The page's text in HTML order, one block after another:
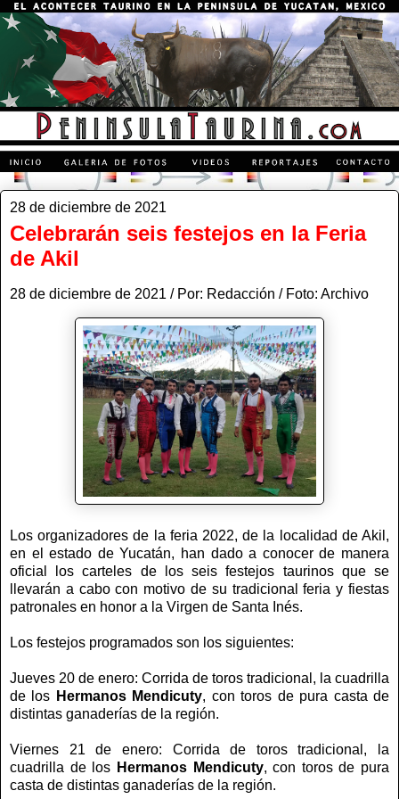
28 de diciembre de 2021
Celebrarán seis festejos en la Feria
de Akil
28 de diciembre de 2021 / Por: Redacción / Foto: Archivo
Los organizadores de la feria 2022, de la localidad de Akil,
en el estado de Yucatán, han dado a conocer de manera
oficial los carteles de los seis festejos taurinos que se
llevarán a cabo con motivo de su tradicional feria y fiestas
patronales en honor a la Virgen de Santa Inés.
Los festejos programados son los siguientes:
Jueves 20 de enero: Corrida de toros tradicional, la cuadrilla
de los Hermanos Mendicuty, con toros de pura casta de
distintas ganaderías de la región.
Viernes 21 de enero: Corrida de toros tradicional, la
cuadrilla de los Hermanos Mendicuty, con toros de pura
casta de distintas ganaderías de la región.